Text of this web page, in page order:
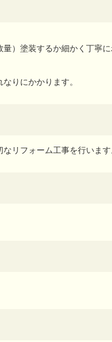
）塗装するか細かく丁寧
りにかかります。
リフォーム工事を行います